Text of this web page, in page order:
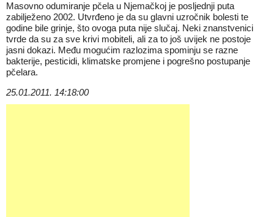
Masovno odumiranje pčela u Njemačkoj je posljednji puta
zabilježeno 2002. Utvrđeno je da su glavni uzročnik bolesti te
godine bile grinje, što ovoga puta nije slučaj. Neki znanstvenici
tvrde da su za sve krivi mobiteli, ali za to još uvijek ne postoje
jasni dokazi. Među mogućim razlozima spominju se razne
bakterije, pesticidi, klimatske promjene i pogrešno postupanje
pčelara.
25.01.2011. 14:18:00